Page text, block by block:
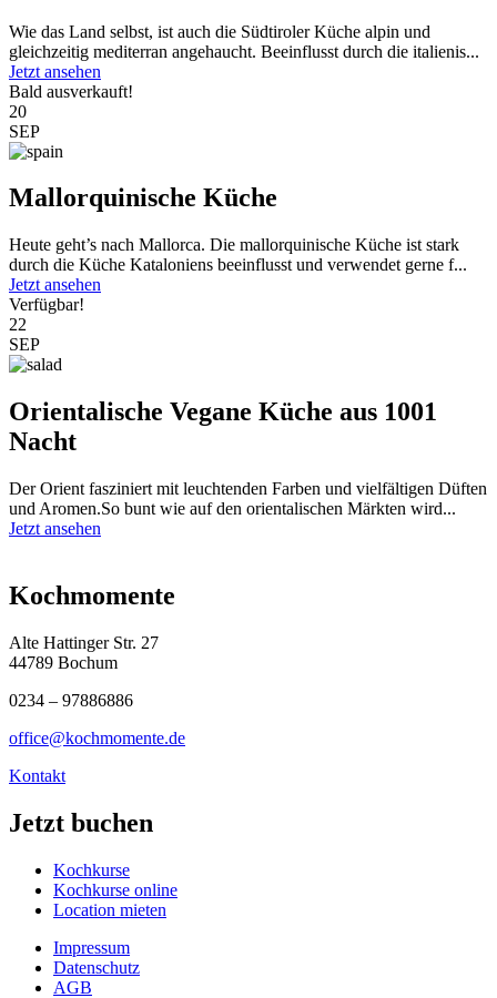
Wie das Land selbst, ist auch die Südtiroler Küche alpin und
gleichzeitig mediterran angehaucht. Beeinflusst durch die italienis...
Jetzt ansehen
Bald ausverkauft!
20
SEP
Mallorquinische Küche
Heute geht’s nach Mallorca. Die mallorquinische Küche ist stark
durch die Küche Kataloniens beeinflusst und verwendet gerne f...
Jetzt ansehen
Verfügbar!
22
SEP
Orientalische Vegane Küche aus 1001
Nacht
Der Orient fasziniert mit leuchtenden Farben und vielfältigen Düften
und Aromen.So bunt wie auf den orientalischen Märkten wird...
Jetzt ansehen
Kochmomente
Alte Hattinger Str. 27
44789 Bochum
0234 – 97886886
office@kochmomente.de
Kontakt
Jetzt buchen
Kochkurse
Kochkurse online
Location mieten
Impressum
Datenschutz
AGB